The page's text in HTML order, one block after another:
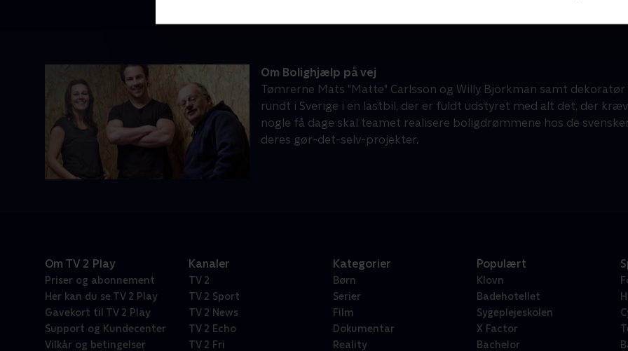
Om Bolighjælp på vej
Tømrerne Mats "Matte" Carlsson og Willy Björkman samt
rundt i Sverige i en lastbil, der er fuldt udstyret med alt det, der
nogle få dage skal teamet realisere boligdrømmene hos de
deres gør-det-selv-projekter.
Om TV 2 Play
Priser og abonnement
Her kan du se TV 2 Play
Gavekort til TV 2 Play
Support og Kundecenter
Vilkår og betingelser
Kanaler
TV 2
TV 2 Sport
TV 2 News
TV 2 Echo
TV 2 Fri
Kategorier
Børn
Serier
Film
Dokumentar
Reality
Populært
Klovn
Badehotellet
Sygeplejeskolen
X Factor
Bachelor